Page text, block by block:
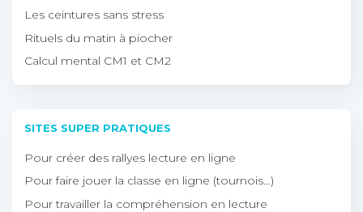
Les ceintures sans stress
Rituels du matin à piocher
Calcul mental CM1 et CM2
SITES SUPER PRATIQUES
Pour créer des rallyes lecture en ligne
Pour faire jouer la classe en ligne (tournois…)
Pour travailler la compréhension en lecture